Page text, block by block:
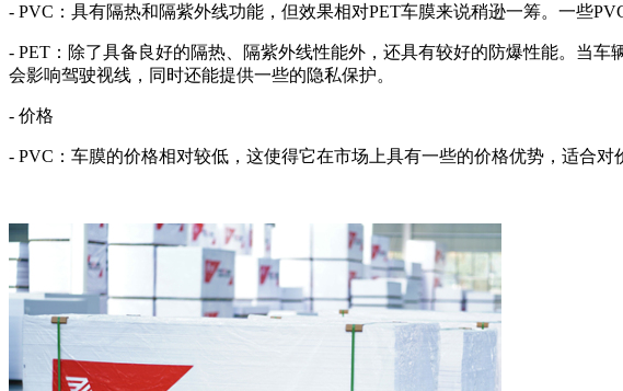
- PVC：具有隔热和隔紫外线功能，但效果相对PET车膜来说稍逊一筹。一些
- PET：除了具备良好的隔热、隔紫外线性能外，还具有较好的防爆性能。当
会影响驾驶视线，同时还能提供一些的隐私保护。
- 价格
- PVC：车膜的价格相对较低，这使得它在市场上具有一些的价格优势，适合对